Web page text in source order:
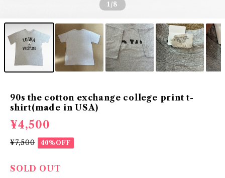
1 /8
90s the cotton exchange college print t-
shirt(made in USA)
¥4,500
¥7,500 40%OFF
SOLD OUT